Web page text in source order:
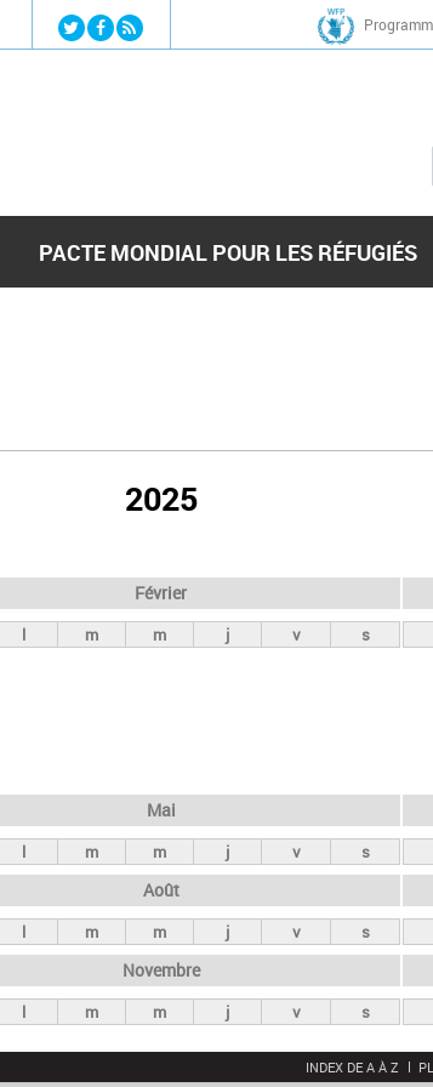
Jump to navigation
PACTE MONDIAL POUR LES RÉFUGIÉS
2025
Février
l m m j v s
Mai
l m m j v s
Août
l m m j v s
Novembre
l m m j v s
INDEX DE A À Z